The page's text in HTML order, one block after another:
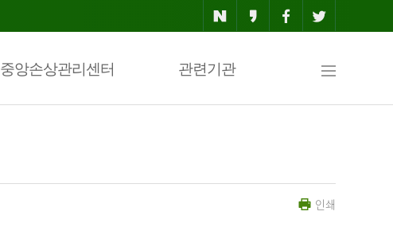
중앙손상관리센터 관련기관
인쇄